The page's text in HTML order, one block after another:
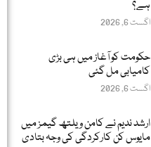
ہے؟
اگست 6, 2026
حکومت کو آغاز میں ہی بڑی
کامیابی مل گئی
اگست 6, 2026
ارشد ندیم نے کامن ویلتھ گیمز میں
مایوس کن کارکردگی کی وجہ بتادی